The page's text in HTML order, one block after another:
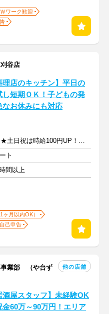
ワーク歓迎
谷店
理店のキッチン】平⽇の
し短期ＯＫ！⼦どもの発
なお休みにも対応
時給1150円～ ★土日祝は時給100円UP！ ★高校生も同時給！
ト
間以上
ヶ月以内OK）
己申告
業部 （や台ず
他の店舗
酒屋スタッフ】未経験OK
60万～90万円！エリア